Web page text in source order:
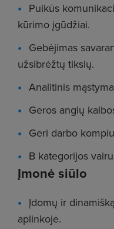
Puikūs
kūrimo įgūdžiai.
Gebėjimas
užsibrėžtų tikslų.
Analitinis
Geros anglų
Geri darbo
B kategorijos
Įmonė siūlo
Įdomų ir
aplinkoje.